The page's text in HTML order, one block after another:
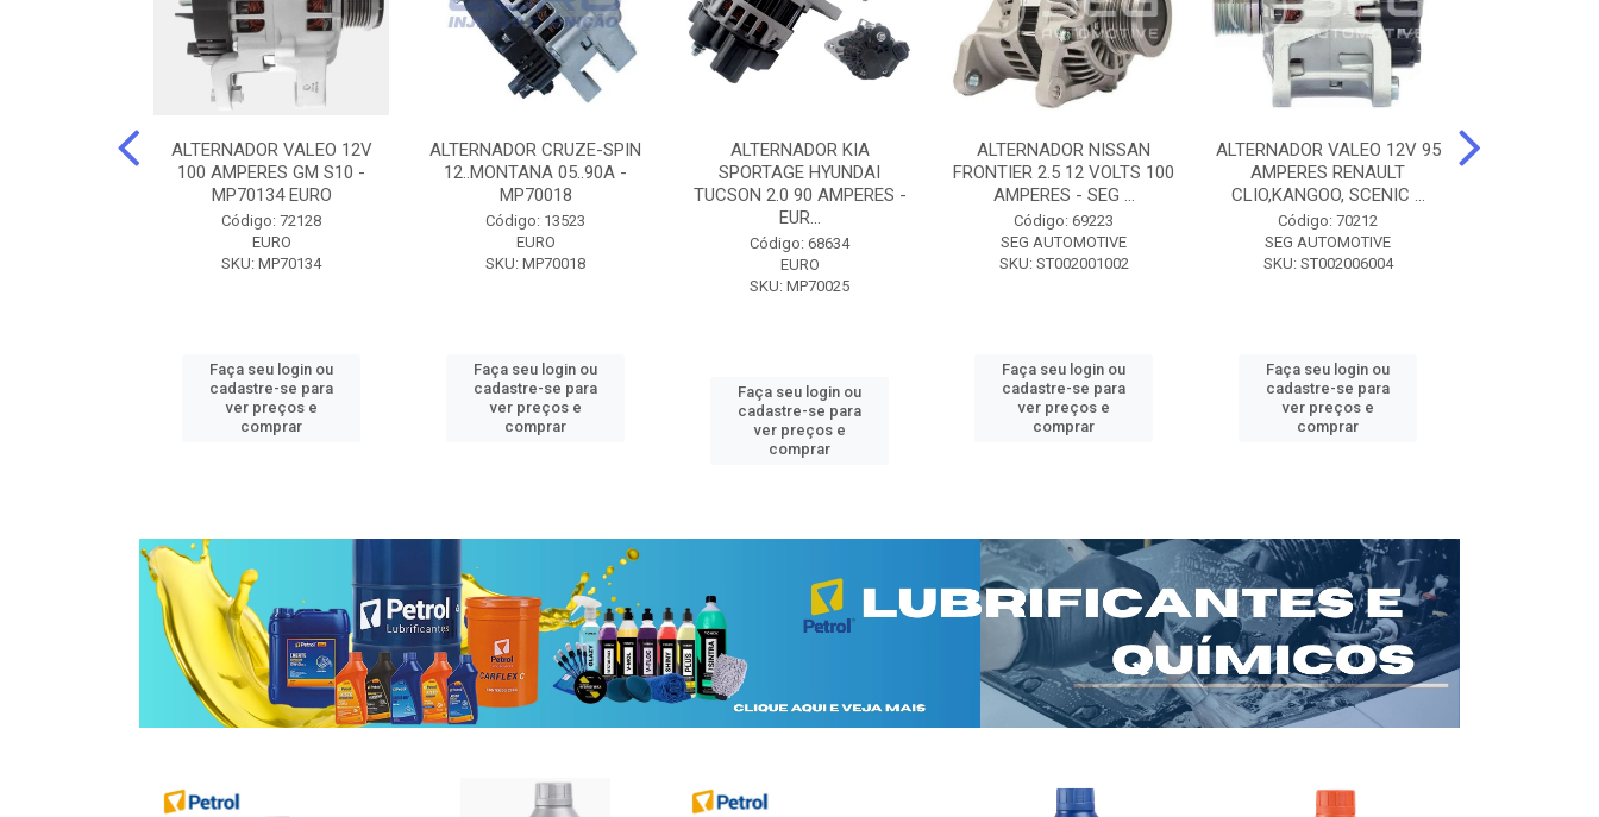
ALTERNADOR VALEO 12V
100 AMPERES GM S10 -
MP70134 EURO
Código: 72128
EURO
SKU: MP70134
Faça seu login ou
cadastre-se para
ver preços e
comprar
ALTERNADOR CRUZE-SPIN
12..MONTANA 05..90A -
MP70018
Código: 13523
EURO
SKU: MP70018
Faça seu login ou
cadastre-se para
ver preços e
comprar
ALTERNADOR KIA
SPORTAGE HYUNDAI
TUCSON 2.0 90 AMPERES -
EUR...
Código: 68634
EURO
SKU: MP70025
Faça seu login ou
cadastre-se para
ver preços e
comprar
ALTERNADOR NISSAN
FRONTIER 2.5 12 VOLTS 100
AMPERES - SEG ...
Código: 69223
SEG AUTOMOTIVE
SKU: ST002001002
Faça seu login ou
cadastre-se para
ver preços e
comprar
ALTERNADOR VALEO 12V 95
AMPERES RENAULT
CLIO,KANGOO, SCENIC ...
Código: 70212
SEG AUTOMOTIVE
SKU: ST002006004
Faça seu login ou
cadastre-se para
ver preços e
comprar